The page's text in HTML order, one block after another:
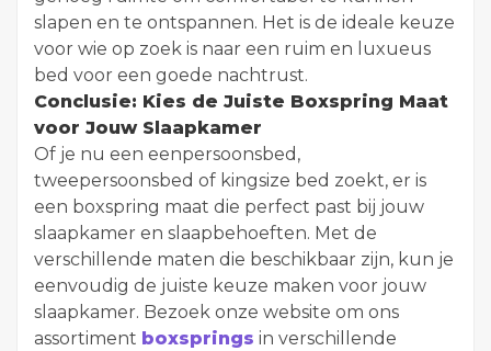
slapen en te ontspannen. Het is de ideale keuze
voor wie op zoek is naar een ruim en luxueus
bed voor een goede nachtrust.
Conclusie: Kies de Juiste Boxspring Maat
voor Jouw Slaapkamer
Of je nu een eenpersoonsbed,
tweepersoonsbed of kingsize bed zoekt, er is
een boxspring maat die perfect past bij jouw
slaapkamer en slaapbehoeften. Met de
verschillende maten die beschikbaar zijn, kun je
eenvoudig de juiste keuze maken voor jouw
slaapkamer. Bezoek onze website om ons
assortiment boxsprings in verschillende